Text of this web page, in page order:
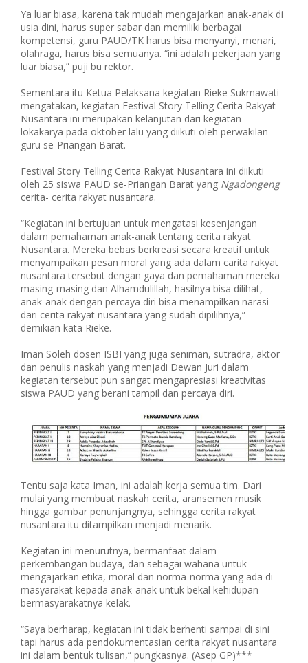
Ya luar biasa, karena tak mudah mengajarkan anak-anak di
usia dini, harus super sabar dan memiliki berbagai
kompetensi, guru PAUD/TK harus bisa menyanyi, menari,
olahraga, harus bisa semuanya. “ini adalah pekerjaan yang
luar biasa,” puji bu rektor.
Sementara itu Ketua Pelaksana kegiatan Rieke Sukmawati
mengatakan, kegiatan Festival Story Telling Cerita Rakyat
Nusantara ini merupakan kelanjutan dari kegiatan
lokakarya pada oktober lalu yang diikuti oleh perwakilan
guru se-Priangan Barat.
Festival Story Telling Cerita Rakyat Nusantara ini diikuti
oleh 25 siswa PAUD se-Priangan Barat yang Ngadongeng
cerita- cerita rakyat nusantara.
“Kegiatan ini bertujuan untuk mengatasi kesenjangan
dalam pemahaman anak-anak tentang cerita rakyat
Nusantara. Mereka bebas berkreasi secara kreatif untuk
menyampaikan pesan moral yang ada dalam carita rakyat
nusantara tersebut dengan gaya dan pemahaman mereka
masing-masing dan Alhamdulillah, hasilnya bisa dilihat,
anak-anak dengan percaya diri bisa menampilkan narasi
dari cerita rakyat nusantara yang sudah dipilihnya,”
demikian kata Rieke.
Iman Soleh dosen ISBI yang juga seniman, sutradra, aktor
dan penulis naskah yang menjadi Dewan Juri dalam
kegiatan tersebut pun sangat mengapresiasi kreativitas
siswa PAUD yang berani tampil dan percaya diri.
Tentu saja kata Iman, ini adalah kerja semua tim. Dari
mulai yang membuat naskah cerita, aransemen musik
hingga gambar penunjangnya, sehingga cerita rakyat
nusantara itu ditampilkan menjadi menarik.
Kegiatan ini menurutnya, bermanfaat dalam
perkembangan budaya, dan sebagai wahana untuk
mengajarkan etika, moral dan norma-norma yang ada di
masyarakat kepada anak-anak untuk bekal kehidupan
bermasyarakatnya kelak.
“Saya berharap, kegiatan ini tidak berhenti sampai di sini
tapi harus ada pendokumentasian cerita rakyat nusantara
ini dalam bentuk tulisan,” pungkasnya. (Asep GP)***